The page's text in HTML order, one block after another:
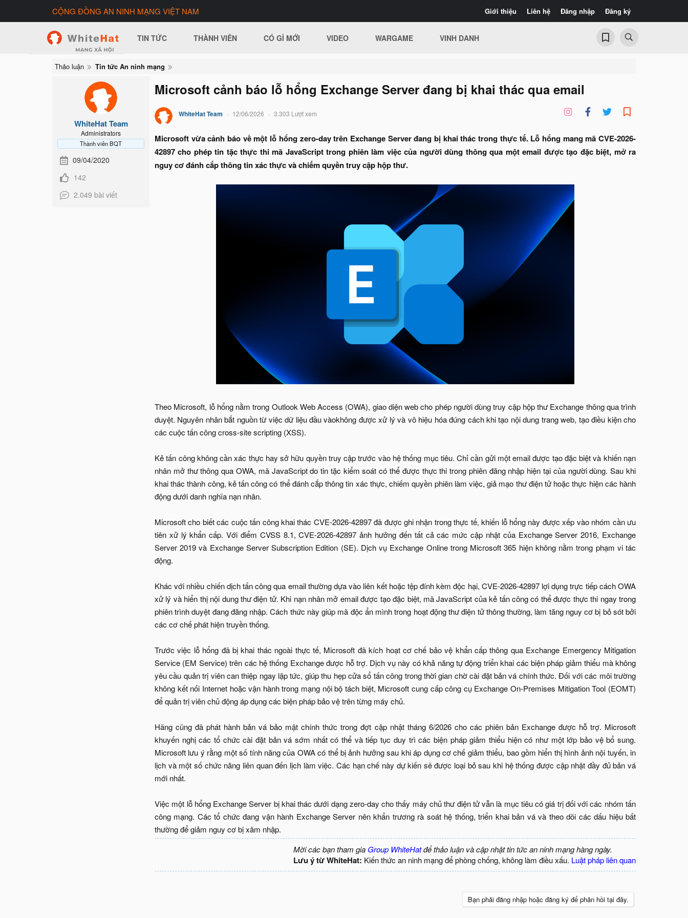
Giới thiệu Liên hệ Đăng nhập Đăng ký
CỘNG ĐỒNG AN NINH MẠNG VIỆT NAM
TIN TỨC THÀNH VIÊN CÓ GÌ MỚI VIDEO WARGAME VINH DANH
Thảo luận Tin tức An ninh mạng
WhiteHat Team
Administrators
Thành viên BQT
09/04/2020
142
2.049 bài viết
Microsoft cảnh báo lỗ hổng Exchange Server đang bị khai thác qua email
WhiteHat Team 12/06/2026 3.303 Lượt xem
Microsoft vừa cảnh báo về một lỗ hổng zero-day trên Exchange Server đang bị khai thác trong thực tế. Lỗ hổng mang mã CVE-2026-
42897 cho phép tin tặc thực thi mã JavaScript trong phiên làm việc của người dùng thông qua một email được tạo đặc biệt, mở ra
nguy cơ đánh cắp thông tin xác thực và chiếm quyền truy cập hộp thư.
Theo Microsoft, lỗ hổng nằm trong Outlook Web Access (OWA), giao diện web cho phép người dùng truy cập hộp thư Exchange thông qua trình
duyệt. Nguyên nhân bắt nguồn từ việc dữ liệu đầu vàokhông được xử lý và vô hiệu hóa đúng cách khi tạo nội dung trang web, tạo điều kiện cho
các cuộc tấn công cross-site scripting (XSS).
Kẻ tấn công không cần xác thực hay sở hữu quyền truy cập trước vào hệ thống mục tiêu. Chỉ cần gửi một email được tạo đặc biệt và khiến nạn
nhân mở thư thông qua OWA, mã JavaScript do tin tặc kiểm soát có thể được thực thi trong phiên đăng nhập hiện tại của người dùng. Sau khi
khai thác thành công, kẻ tấn công có thể đánh cắp thông tin xác thực, chiếm quyền phiên làm việc, giả mạo thư điện tử hoặc thực hiện các hành
động dưới danh nghĩa nạn nhân.
Microsoft cho biết các cuộc tấn công khai thác CVE-2026-42897 đã được ghi nhận trong thực tế, khiến lỗ hổng này được xếp vào nhóm cần ưu
tiên xử lý khẩn cấp. Với điểm CVSS 8.1, CVE-2026-42897 ảnh hưởng đến tất cả các mức cập nhật của Exchange Server 2016, Exchange
Server 2019 và Exchange Server Subscription Edition (SE). Dịch vụ Exchange Online trong Microsoft 365 hiện không nằm trong phạm vi tác
động.
Khác với nhiều chiến dịch tấn công qua email thường dựa vào liên kết hoặc tệp đính kèm độc hại, CVE-2026-42897 lợi dụng trực tiếp cách OWA
xử lý và hiển thị nội dung thư điện tử. Khi nạn nhân mở email được tạo đặc biệt, mã JavaScript của kẻ tấn công có thể được thực thi ngay trong
phiên trình duyệt đang đăng nhập. Cách thức này giúp mã độc ẩn mình trong hoạt động thư điện tử thông thường, làm tăng nguy cơ bị bỏ sót bởi
các cơ chế phát hiện truyền thống.
Trước việc lỗ hổng đã bị khai thác ngoài thực tế, Microsoft đã kích hoạt cơ chế bảo vệ khẩn cấp thông qua Exchange Emergency Mitigation
Service (EM Service) trên các hệ thống Exchange được hỗ trợ. Dịch vụ này có khả năng tự động triển khai các biện pháp giảm thiểu mà không
yêu cầu quản trị viên can thiệp ngay lập tức, giúp thu hẹp cửa sổ tấn công trong thời gian chờ cài đặt bản vá chính thức. Đối với các môi trường
không kết nối Internet hoặc vận hành trong mạng nội bộ tách biệt, Microsoft cung cấp công cụ Exchange On-Premises Mitigation Tool (EOMT)
để quản trị viên chủ động áp dụng các biện pháp bảo vệ trên từng máy chủ.
Hãng cũng đã phát hành bản vá bảo mật chính thức trong đợt cập nhật tháng 6/2026 cho các phiên bản Exchange được hỗ trợ. Microsoft
khuyến nghị các tổ chức cài đặt bản vá sớm nhất có thể và tiếp tục duy trì các biện pháp giảm thiểu hiện có như một lớp bảo vệ bổ sung.
Microsoft lưu ý rằng một số tính năng của OWA có thể bị ảnh hưởng sau khi áp dụng cơ chế giảm thiểu, bao gồm hiển thị hình ảnh nội tuyến, in
lịch và một số chức năng liên quan đến lịch làm việc. Các hạn chế này dự kiến sẽ được loại bỏ sau khi hệ thống được cập nhật đầy đủ bản vá
mới nhất.
Việc một lỗ hổng Exchange Server bị khai thác dưới dạng zero-day cho thấy máy chủ thư điện tử vẫn là mục tiêu có giá trị đối với các nhóm tấn
công mạng. Các tổ chức đang vận hành Exchange Server nên khẩn trương rà soát hệ thống, triển khai bản vá và theo dõi các dấu hiệu bất
thường để giảm nguy cơ bị xâm nhập.​
Mời các bạn tham gia Group WhiteHatđể thảo luận và cập nhật tin tức an ninh mạng hàng ngày.
Lưu ý từ WhiteHat: Kiến thức an ninh mạng để phòng chống, không làm điều xấu. Luật pháp liên quan
Bạn phải đăng nhập hoặc đăng ký để phản hồi tại đây.